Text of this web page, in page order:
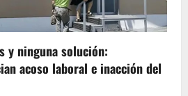
y ninguna solución:
acoso laboral e inacción del